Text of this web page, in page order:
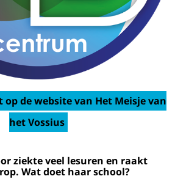
op de website van Het Meisje van
het Vossius
ziekte veel lesuren en raakt
Wat doet haar school?